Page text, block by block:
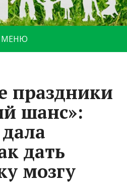
МЕНЮ
праздники
шанс»:
дать
мозгу